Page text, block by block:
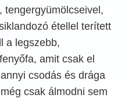
tengergyümölcseivel,
étellel terített
a legszebb,
amit csak el
csodás és drága
csak álmodni sem